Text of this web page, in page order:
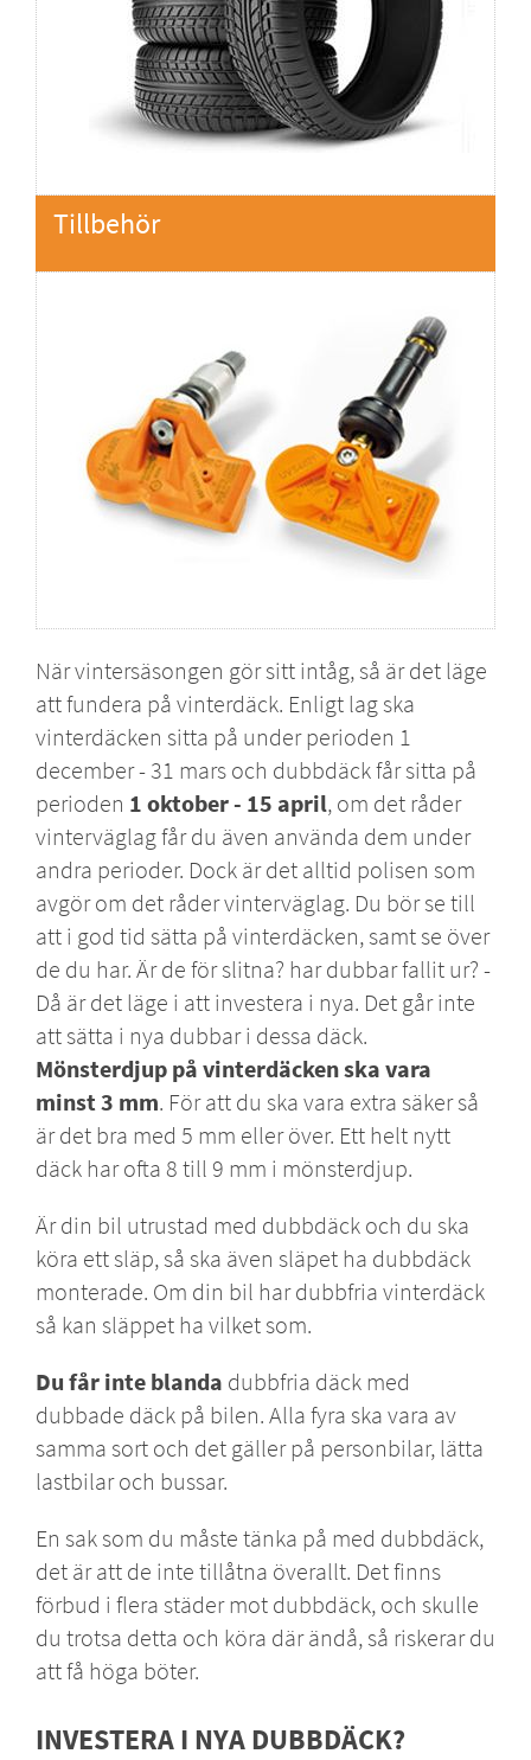
Tillbehör
När vintersäsongen gör sitt intåg, så är det läge
att fundera på vinterdäck. Enligt lag ska
vinterdäcken sitta på under perioden 1
december - 31 mars och dubbdäck får sitta på
perioden 1 oktober - 15 april, om det råder
vinterväglag får du även använda dem under
andra perioder. Dock är det alltid polisen som
avgör om det råder vinterväglag. Du bör se till
att i god tid sätta på vinterdäcken, samt se över
de du har. Är de för slitna? har dubbar fallit ur? -
Då är det läge i att investera i nya. Det går inte
att sätta i nya dubbar i dessa däck.
Mönsterdjup på vinterdäcken ska vara
minst 3 mm. För att du ska vara extra säker så
är det bra med 5 mm eller över. Ett helt nytt
däck har ofta 8 till 9 mm i mönsterdjup.
Är din bil utrustad med dubbdäck och du ska
köra ett släp, så ska även släpet ha dubbdäck
monterade. Om din bil har dubbfria vinterdäck
så kan släppet ha vilket som.
Du får inte blanda dubbfria däck med
dubbade däck på bilen. Alla fyra ska vara av
samma sort och det gäller på personbilar, lätta
lastbilar och bussar.
En sak som du måste tänka på med dubbdäck,
det är att de inte tillåtna överallt. Det finns
förbud i flera städermot dubbdäck, och skulle
du trotsa detta och köra där ändå, så riskerar du
att få höga böter.
INVESTERA I NYA DUBBDÄCK?